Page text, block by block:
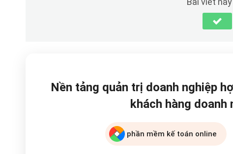
Nền tảng quản trị doanh nghiệp
khách hàng doanh
phần mềm kế toán online